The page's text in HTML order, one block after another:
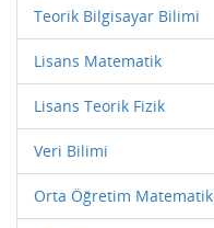
Teorik Bilgisayar Bilimi
Lisans Matematik
Lisans Teorik Fizik
Veri Bilimi
Orta Öğretim Matematik